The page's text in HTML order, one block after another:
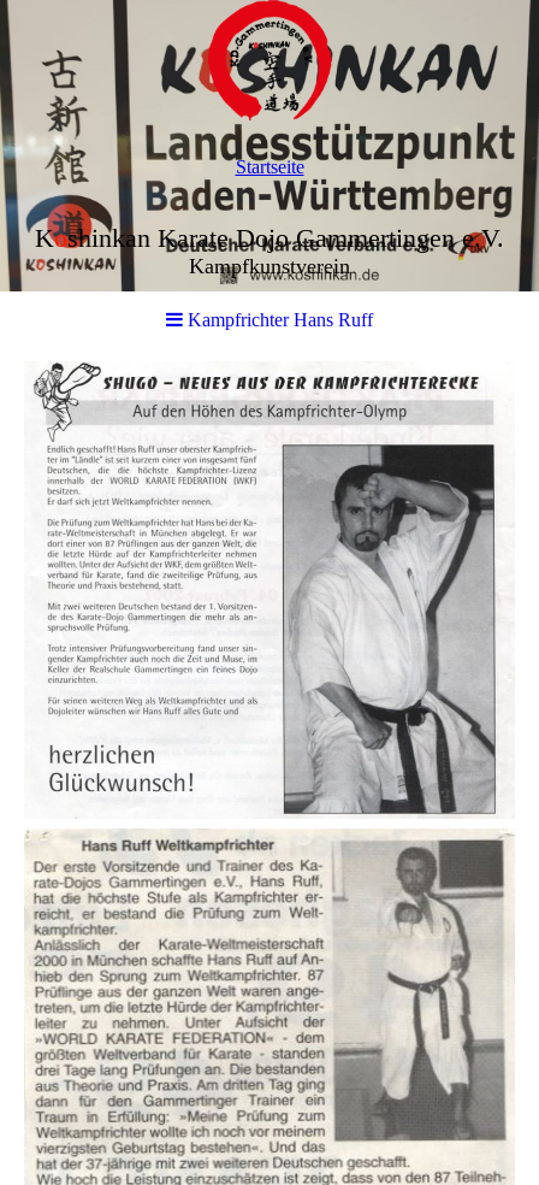
Startseite
Koshinkan Karate Dojo Gammertingen e.V.
Kampfkunstverein
Kampfrichter Hans Ruff